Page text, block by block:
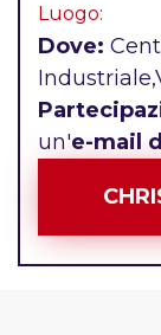
Luogo:
Dove:
un'e-mail